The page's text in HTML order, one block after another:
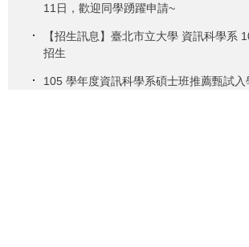
11日，歡迎同學踴躍申請~
【招生訊息】臺北市立大學 資訊科學系
招生
105 學年度資訊科學系碩士班推薦甄試